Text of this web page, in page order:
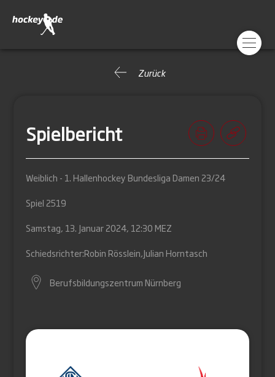
Zurück
Spielbericht
Weiblich - 1. Hallenhockey Bundesliga Damen 23/24
Spiel 2519
Samstag, 13. Januar 2024, 12:30 MEZ
Schiedsrichter:Robin Rösslein,Julian Horntasch
Berufsbildungszentrum Nürnberg